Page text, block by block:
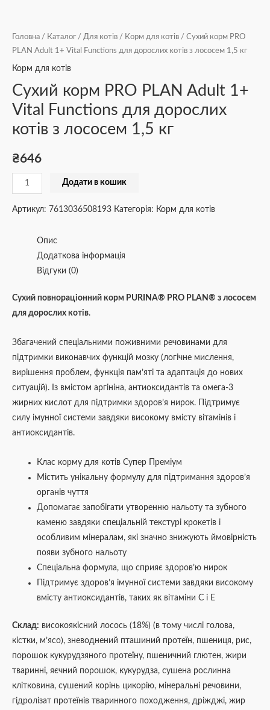
Головна / Каталог / Для котів / Корм для котів / Сухий корм PRO
PLAN Adult 1+ Vital Functions для дорослих котів з лососем 1,5 кг
Корм для котів
Сухий корм PRO PLAN Adult 1+
Vital Functions для дорослих
котів з лососем 1,5 кг
₴646
Додати в кошик
Артикул: 7613036508193 Категорія: Корм для котів
Опис
Додаткова інформація
Відгуки (0)
Сухий повнораціонний корм PURINA® PRO PLAN® з лососем
для дорослих котів.
Збагачений спеціальними поживними речовинами для
підтримки виконавчих функцій мозку (логічне мислення,
вирішення проблем, функція пам’яті та адаптація до нових
ситуацій). Із вмістом аргініна, антиоксидантів та омега-3
жирних кислот для підтримки здоров’я нирок. Підтримує
силу імунної системи завдяки високому вмісту вітамінів і
антиоксидантів.
Клас корму для котів Супер Преміум
Містить унікальну формулу для підтримання здоров’я
органів чуття
Допомагає запобігати утворенню нальоту та зубного
каменю завдяки спеціальній текстурі крокетів і
особливим мінералам, які значно знижують ймовірність
появи зубного нальоту
Спеціальна формула, що сприяє здоров’ю нирок
Підтримує здоров’я імунної системи завдяки високому
вмісту антиоксидантів, таких як вітаміни C і E
Склад: високоякісний лосось (18%) (в тому числі голова,
кістки, м’ясо), зневоднений пташиний протеїн, пшениця, рис,
порошок кукурудзяного протеїну, пшеничний глютен, жири
тваринні, яєчний порошок, кукурудза, сушена рослинна
клітковина, сушений корінь цикорію, мінеральні речовини,
гідролізат протеїнів тваринного походження, дріжджі, жир